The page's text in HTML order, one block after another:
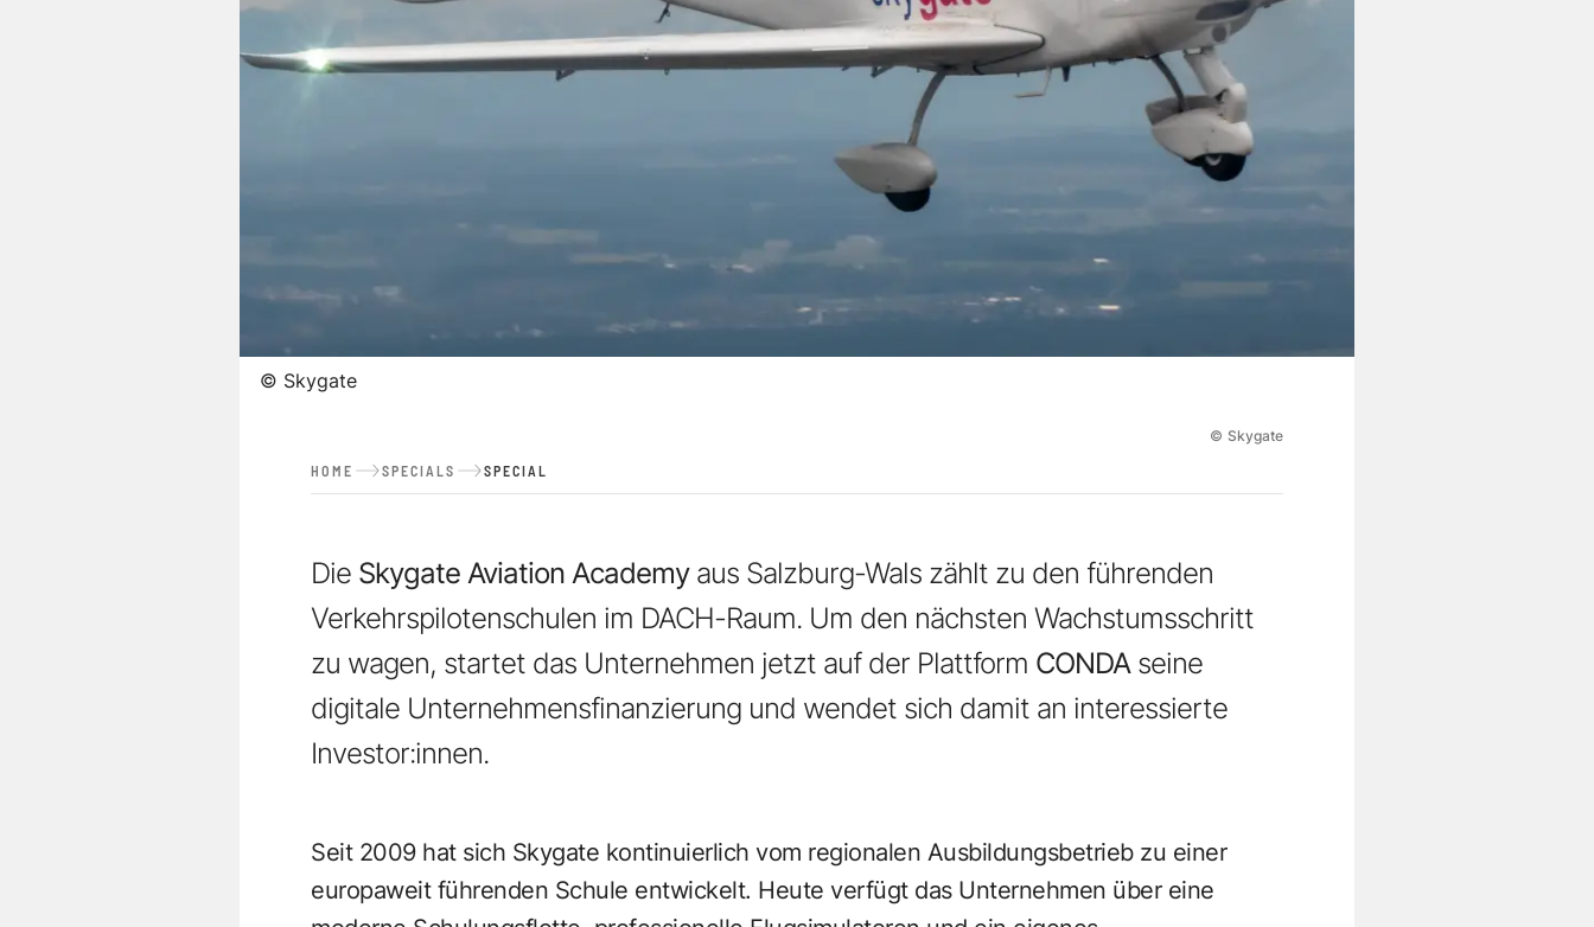
© Skygate
© Skygate
HOME SPECIALS SPECIAL
Die Skygate Aviation Academyaus Salzburg-Wals zählt zu den führenden
Verkehrspilotenschulen im DACH-Raum. Um den nächsten Wachstumsschritt
zu wagen, startet das Unternehmen jetzt auf der Plattform CONDAseine
digitale Unternehmensfinanzierung und wendet sich damit an interessierte
Investor:innen.
Seit 2009 hat sich Skygate kontinuierlich vom regionalen Ausbildungsbetrieb zu einer
europaweit führenden Schule entwickelt. Heute verfügt das Unternehmen über eine